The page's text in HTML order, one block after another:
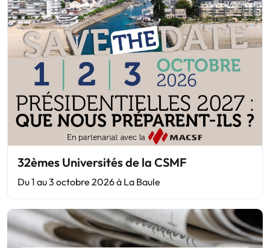
32èmes Universités de la CSMF
Du 1 au 3 octobre 2026 à La Baule